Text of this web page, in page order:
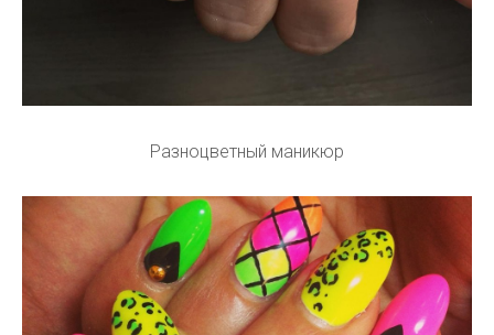
Разноцветный маникюр